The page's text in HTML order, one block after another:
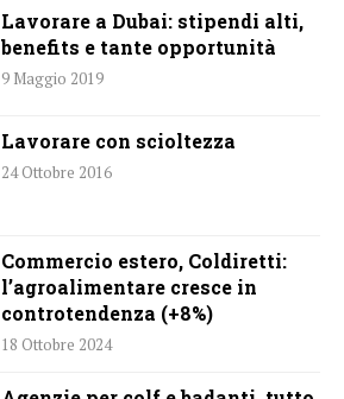
Lavorare a Dubai: stipendi alti,
benefits e tante opportunità
9 Maggio 2019
Lavorare con scioltezza
24 Ottobre 2016
Commercio estero, Coldiretti:
l’agroalimentare cresce in
controtendenza (+8%)
18 Ottobre 2024